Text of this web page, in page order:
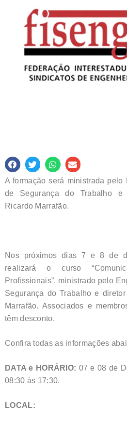
A formação será ministrada pelo
de Segurança do Trabalho e
Ricardo Marrafão.
Nos próximos dias 7 e 8 de
realizará o curso
Profissionais”, ministrado pelo
Segurança do Trabalho e
Marrafão. Associados e
têm desconto.
Confira todas as informações
DATA e HORÁRIO: 07 e 08 de
08:30 às 17:30.
LOCAL: